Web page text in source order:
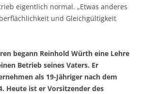
eigentlich normal. „Etwas anderes
und Gleichgültigkeit
begann Reinhold Würth eine Lehre
Betrieb seines Vaters. Er
als 19-Jähriger nach dem
Heute ist er Vorsitzender des